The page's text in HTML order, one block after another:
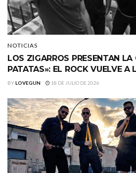
NOTICIAS
LOS ZIGARROS PRESENTAN LA
PATATAS»: EL ROCK VUELVE A
BYLOVEGUN 18 DE JULIO DE 2026